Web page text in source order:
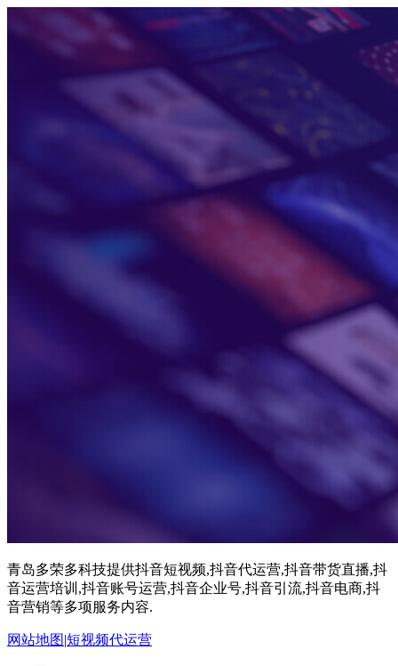
青岛多荣多科技提供抖音短视频,抖音代运营,抖音带货直播,抖
音运营培训,抖音账号运营,抖音企业号,抖音引流,抖音电商,抖
音营销等多项服务内容.
网站地图|短视频代运营